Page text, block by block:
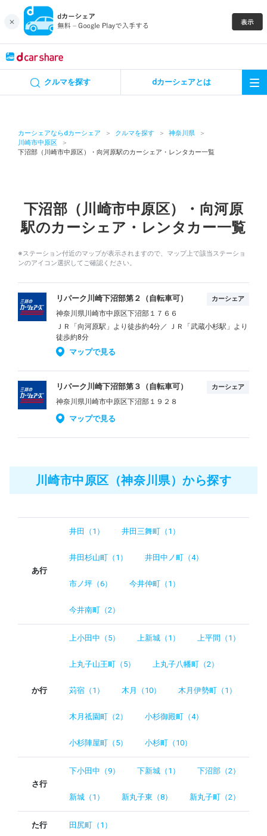
クルマを探す dカーシェアとは
カーシェアならdカーシェア クルマを探す
神奈川県
川崎市中原区
下沼部（川崎市中原区）・向河原駅のカーシェア・レンタカー一覧
下沼部（川崎市中原区）・向河原
駅のカーシェア・レンタカー一覧
※ステーション付近のマップが表示されますので、マップ上で該当ステーショ
ンのアイコン選択してご確認ください。
リパーク川崎下沼部第２（自転車可） カーシェア
神奈川県川崎市中原区下沼部１７６６
ＪＲ「向河原駅」より徒歩約4分／ ＪＲ「武蔵小杉駅」より
徒歩約8分
マップで見る
リパーク川崎下沼部第３（自転車可） カーシェア
神奈川県川崎市中原区下沼部１９２８
マップで見る
川崎市中原区（神奈川県）から探す
あ行
井田（1） 井田三舞町（1）
井田杉山町（1） 井田中ノ町（4）
市ノ坪（6） 今井仲町（1）
今井南町（2）
か行
上小田中（5） 上新城（1） 上平間（1）
上丸子山王町（5） 上丸子八幡町（2）
苅宿（1） 木月（10） 木月伊勢町（1）
木月祗園町（2） 小杉御殿町（4）
小杉陣屋町（5） 小杉町（10）
さ行
下小田中（9） 下新城（1） 下沼部（2）
新城（1） 新丸子東（8） 新丸子町（2）
た行 田尻町（1）
カーシェア
よくあるご質問・お問い合わせ
特集